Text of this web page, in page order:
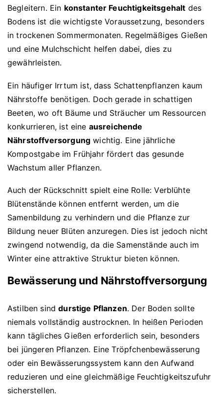
Begleitern. Ein konstanter Feuchtigkeitsgehalt des
Bodens ist die wichtigste Voraussetzung, besonders
in trockenen Sommermonaten. Regelmäßiges Gießen
und eine Mulchschicht helfen dabei, dies zu
gewährleisten.
Ein häufiger Irrtum ist, dass Schattenpflanzen kaum
Nährstoffe benötigen. Doch gerade in schattigen
Beeten, wo oft Bäume und Sträucher um Ressourcen
konkurrieren, ist eine ausreichende
Nährstoffversorgung wichtig. Eine jährliche
Kompostgabe im Frühjahr fördert das gesunde
Wachstum aller Pflanzen.
Auch der Rückschnitt spielt eine Rolle: Verblühte
Blütenstände können entfernt werden, um die
Samenbildung zu verhindern und die Pflanze zur
Bildung neuer Blüten anzuregen. Dies ist jedoch nicht
zwingend notwendig, da die Samenstände auch im
Winter eine attraktive Struktur bieten können.
Bewässerung und Nährstoffversorgung
Astilben sinddurstige Pflanzen. Der Boden sollte
niemals vollständig austrocknen. In heißen Perioden
kann tägliches Gießen erforderlich sein, besonders
bei jüngeren Pflanzen. Eine Tröpfchenbewässerung
oder ein Bewässerungssystem kann den Aufwand
reduzieren und eine gleichmäßige Feuchtigkeitszufuhr
sicherstellen.